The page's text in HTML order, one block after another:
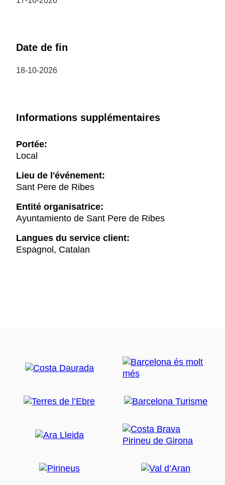
Date de fin
18-10-2026
Informations supplémentaires
Portée:
Local
Lieu de l'événement:
Sant Pere de Ribes
Entité organisatrice:
Ayuntamiento de Sant Pere de Ribes
Langues du service client:
Espagnol, Catalan